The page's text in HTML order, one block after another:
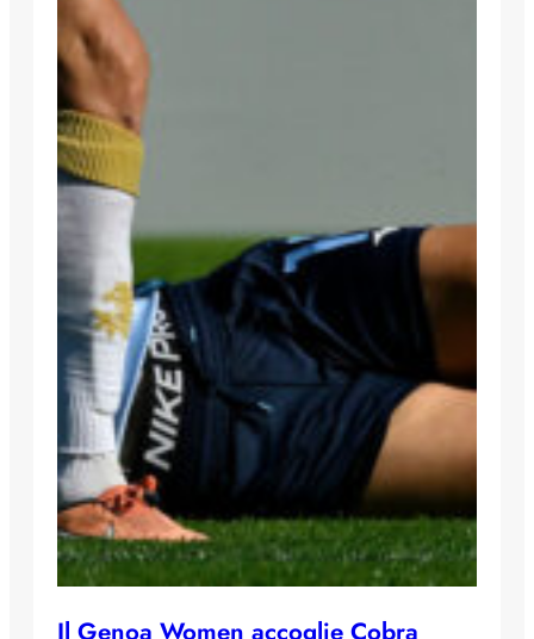
Il Genoa Women accoglie Cobra